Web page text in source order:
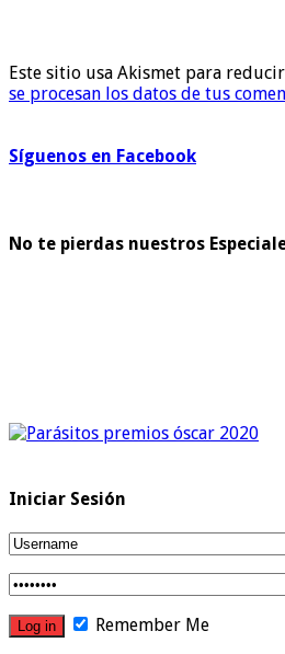
Este sitio usa Akismet para
se procesan los datos de tus
Síguenos en Facebook
No te pierdas nuestros
Iniciar Sesión
Remember Me